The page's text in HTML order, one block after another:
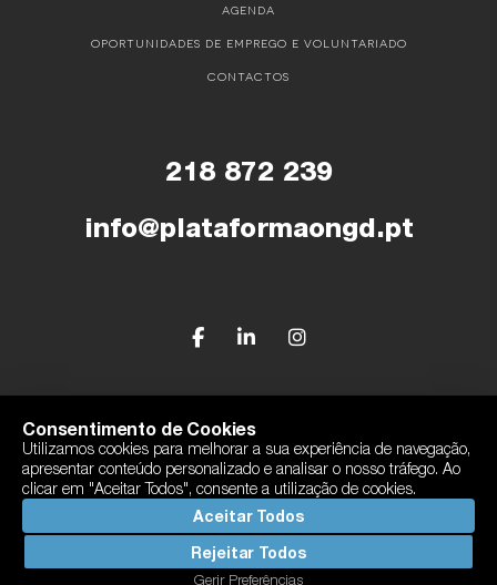
AGENDA
OPORTUNIDADES DE EMPREGO E VOLUNTARIADO
CONTACTOS
218 872 239
info@plataformaongd.pt
Política de Privacidade
Com o apoio de Camões, I.P
Bybluesoft.pt
Consentimento de Cookies
Utilizamos cookies para melhorar a sua experiência de navegação,
apresentar conteúdo personalizado e analisar o nosso tráfego. Ao
clicar em "Aceitar Todos", consente a utilização de cookies.
Gerir Preferências
Rejeitar Todos
Aceitar Todos